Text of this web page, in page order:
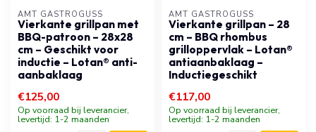
AMT GASTROGUSS
Vierkante grillpan met
BBQ-patroon – 28x28
cm – Geschikt voor
inductie – Lotan® anti-
aanbaklaag
€125,00
Op voorraad bij leverancier,
levertijd: 1-2 maanden
AMT GASTROGUSS
Vierkante grillpan – 28
cm – BBQ rhombus
grilloppervlak – Lotan®
antiaanbaklaag –
Inductiegeschikt
€117,00
Op voorraad bij leverancier,
levertijd: 1-2 maanden